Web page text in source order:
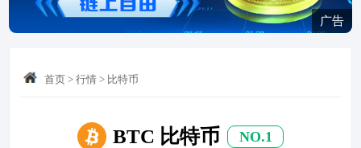
广告
首页 >行情 > 比特币
BTC 比特币 NO.1